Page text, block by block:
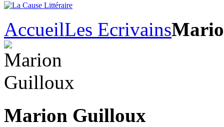
AccueilLes Ecrivains
Marion Guilloux